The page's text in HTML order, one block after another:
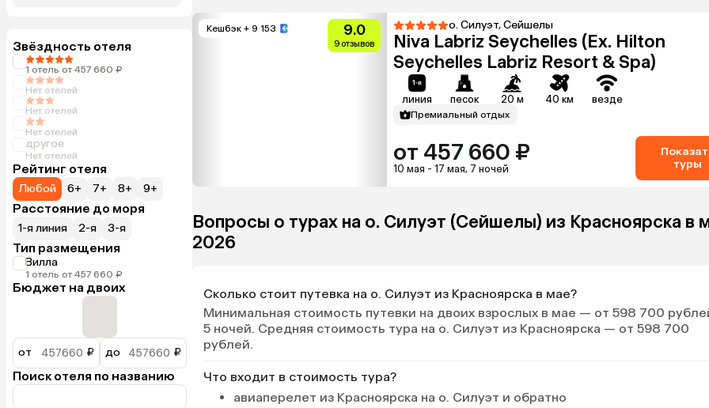
Звёздность отеля
1 отель от 457 660 ₽
Нет отелей
Нет отелей
Нет отелей
другое
Нет отелей
Рейтинг отеля
Любой 6+ 7+ 8+ 9+
Расстояние до моря
1-я линия 2-я 3-я
Тип размещения
Вилла
1 отель от 457 660 ₽
Бюджет на двоих
от ₽ до ₽
Поиск отеля по названию
Кешбэк + 9 153 9.0
9 отзывов
о. Силуэт, Сейшелы
Niva Labriz Seychelles (Ex. Hilton
Seychelles Labriz Resort & Spa)
линия песок 20 м 40 км везде
Премиальный отдых
от 457 660 ₽
10 мая - 17 мая, 7 ночей
туры
Вопросы о турах на о. Силуэт (Сейшелы) из Красноярска в
2026
Сколько стоит путевка на о. Силуэт из Красноярска в мае?
Минимальная стоимость путевки на двоих взрослых в мае — от 598 700
5 ночей. Средняя стоимость тура на о. Силуэт из Красноярска — от 598 700
рублей.
Что входит в стоимость тура?
авиаперелет из Красноярска на о. Силуэт и обратно